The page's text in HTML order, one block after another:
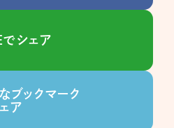
でシェア
ブックマーク
ア